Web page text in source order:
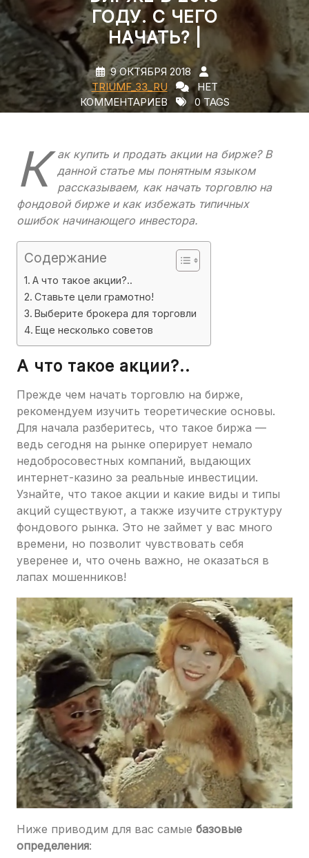
ГОДУ. С ЧЕГО
НАЧАТЬ? |
9 ОКТЯБРЯ 2018
TRIUMF_33_RU
НЕТ
КОММЕНТАРИЕВ
0 TAGS
К
ак купить и продать акции на бирже? В
данной статье мы понятным языком
рассказываем, как начать торговлю на
фондовой бирже и как избежать типичных
ошибок начинающего инвестора.
Содержание
А что такое акции?..
Ставьте цели грамотно!
Выберите брокера для торговли
Еще несколько советов
А что такое акции?..
Прежде чем начать торговлю на бирже,
рекомендуем изучить теоретические основы.
Для начала разберитесь, что такое биржа —
ведь сегодня на рынке оперирует немало
недобросовестных компаний, выдающих
интернет-казино за реальные инвестиции.
Узнайте, что такое акции и какие виды и типы
акций существуют, а также изучите структуру
фондового рынка. Это не займет у вас много
времени, но позволит чувствовать себя
уверенее и, что очень важно, не оказаться в
лапах мошенников!
Ниже приводим для вас самые базовые
определения: